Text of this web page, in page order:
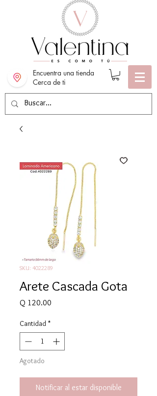
Encuentra una tienda
Cerca de ti
SKU: 4022289
Arete Cascada Gota
Q 120.00
Cantidad *
Agotado
Notificar al estar disponible